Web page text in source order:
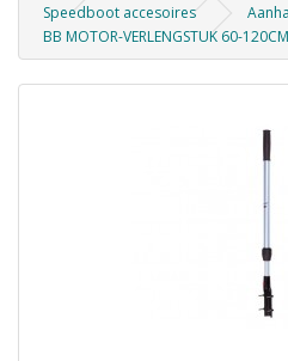
Speedboot accesoires
BB MOTOR-VERLENGSTUK 60-120CM